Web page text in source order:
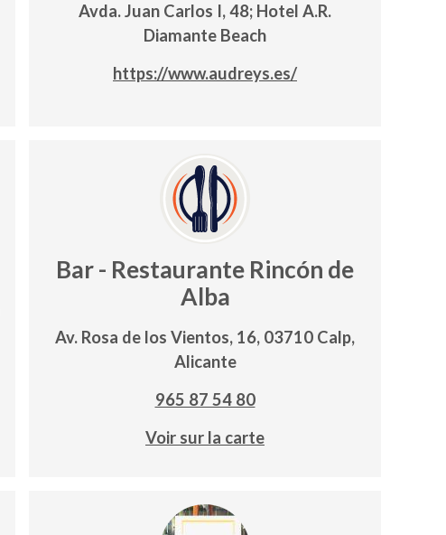
Avda. Juan Carlos I, 48; Hotel A.R.
Diamante Beach
https://www.audreys.es/
Bar - Restaurante Rincón de
Alba
Av. Rosa de los Vientos, 16, 03710 Calp,
Alicante
965 87 54 80
Voir sur la carte